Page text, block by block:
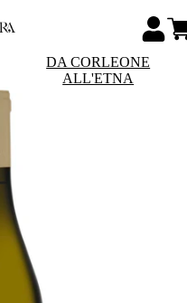
DA CORLEONE
ALL'ETNA